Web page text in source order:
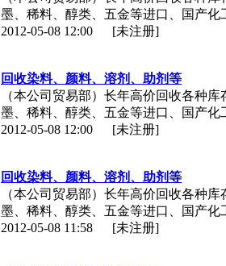
墨、稀料、醇类、五金等进口、国产化
2012-05-08 12:00
[未注册]
回收染料、颜料、溶剂、助剂等
（本公司贸易部）长年高价回收各种
墨、稀料、醇类、五金等进口、国产化
2012-05-08 12:00
[未注册]
回收染料、颜料、溶剂、助剂等
（本公司贸易部）长年高价回收各种
墨、稀料、醇类、五金等进口、国产化
2012-05-08 11:58
[未注册]